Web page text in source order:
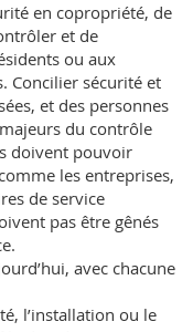
en copropriété, de
et de
ou aux
Concilier sécurité et
et des personnes
du contrôle
doivent pouvoir
les entreprises,
de service
pas être gênés
avec chacune
l’installation ou le